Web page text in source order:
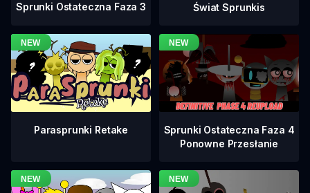
Sprunki Ostateczna Faza 3 Świat Sprunkis
Parasprunki Retake
Sprunki Ostateczna Faza 4
Ponowne Przesłanie